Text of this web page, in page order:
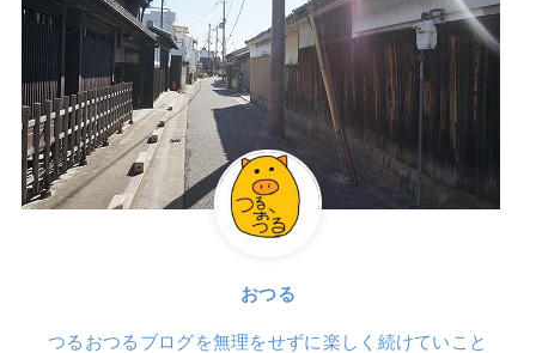
おつる
つるおつるブログを無理をせずに楽しく続けていこと